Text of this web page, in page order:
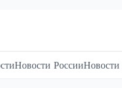
Новости РоссииНовости